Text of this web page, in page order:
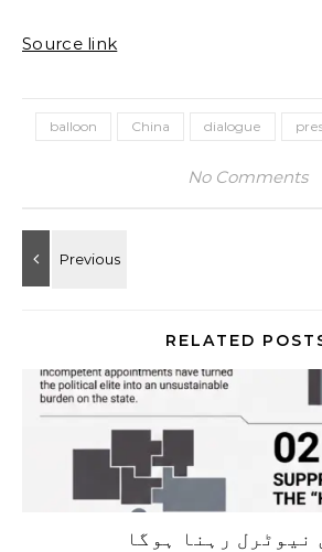
Source link
balloon China dialogue
No Comments
RELATED
نیوٹرل رہنا ہوگا